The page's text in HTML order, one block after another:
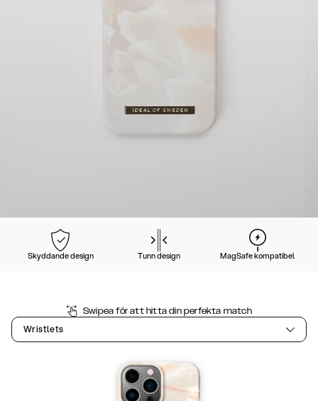
Skyddande design Tunn design MagSafe kompatibel
Swipea för att hitta din perfekta match
Wristlets